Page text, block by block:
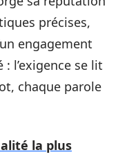
précises,
engagement
l’exigence se lit
chaque parole
la plus